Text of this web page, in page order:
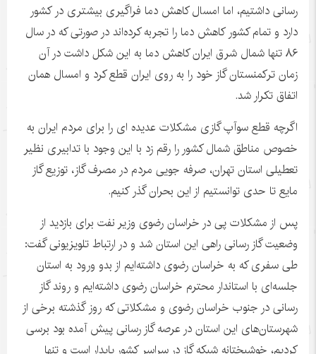
رسانی داشتیم، اما امسال کاهش دما فراگیری بیشتری در کشور
دارد و تمام کشور کاهش دما را تجربه کرده‌اند در صورتی که در سال
۸۶تنها شمال شرق ایران کاهش دما به این شکل داشت در آن
زمان ترکمنستان گاز خود را به روی ایران قطع کرد و امسال همان
اتفاق تکرار شد.
اگرچه قطع سوآپ گازی مشکلات عدیده ای را برای مردم ایران به
خصوص مناطق شمال کشور را رقم زد با این وجود با تدابیری نظیر
تعطیلی استان تهران، صرفه جویی مردم در مصرف گاز، توزیع گاز
مایع تا حدی توانستیم از این بحران گذر کنیم.
پس از مشکلات پی در خراسان رضوی وزیر نفت برای بازدید از
وضعیت گاز رسانی راهی این استان شد و در ارتباط تلویزیونی گفت:
طی سفری که به خراسان رضوی داشته‌ایم از بدو ورود به استان
جلسه‌ای با استاندار محترم خراسان رضوی داشته‌ایم و روند گاز
رسانی در جنوب خراسان رضوی و مشکلاتی که روز گذشته برخی از
شهرستان‌های این استان در عرصه گاز رسانی پیش آمده بود برسی
کردیم، خوشبختانه شبکه گاز در سراسر کشور پایدار است و تنها